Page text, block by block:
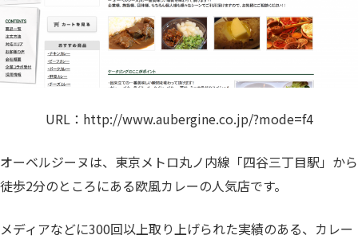
URL： http://www.aubergine.co.jp/?mode=f4
オーベルジーヌは、東京メトロ丸ノ内線「四谷三丁目駅」から
徒歩2分のところにある欧風カレーの人気店です。
メディアなどに300回以上取り上げられた実績のある、カレー